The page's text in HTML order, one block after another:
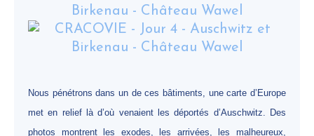
Nous pénétrons dans un de ces bâtiments, une carte d’Europe
met en relief là d’où venaient les déportés d’Auschwitz. Des
photos montrent les exodes, les arrivées, les malheureux,